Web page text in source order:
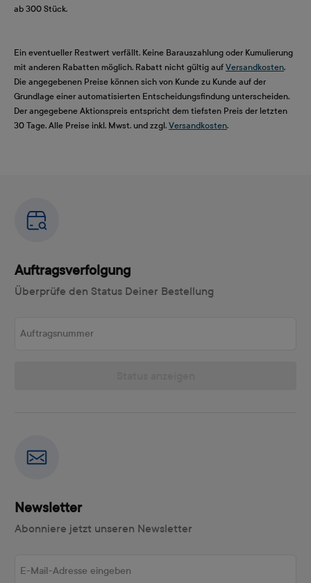
ab 300 Stück.
Ein eventueller Restwert verfällt. Keine Barauszahlung oder Kumulierung
mit anderen Rabatten möglich. Rabatt nicht gültig auf Versandkosten.
Die angegebenen Preise können sich von Kunde zu Kunde auf der
Grundlage einer automatisierten Entscheidungsfindung unterscheiden.
Der angegebene Aktionspreis entspricht dem tiefsten Preis der letzten
30 Tage. Alle Preise inkl. Mwst. und zzgl. Versandkosten.
Auftragsverfolgung
Überprüfe den Status Deiner Bestellung
Newsletter
Abonniere jetzt unseren Newsletter